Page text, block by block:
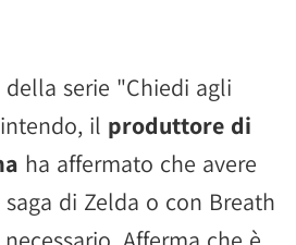
serie "Chiedi agli
il produttore di
ha affermato che avere
di Zelda o con Breath